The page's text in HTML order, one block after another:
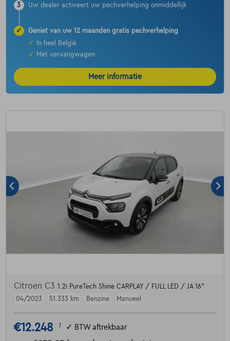
3 Uw dealer activeert uw pechverhelping onmiddellijk
✓
Geniet van uw 12 maanden gratis pechverhelping
✓
In heel België
✓
Met vervangwagen
Meer informatie
Citroen C3 1.2i PureTech Shine CARPLAY / FULL LED / JA 16"
04/2023
51.333 km Benzine Manueel
€12.248 1 ✓ BTW aftrekbaar